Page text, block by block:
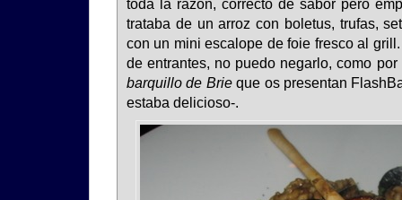
toda la razón, correcto de sabor pero
trataba de un arroz con boletus, trufas,
con un mini escalope de foie fresco al
de entrantes, no puedo negarlo, como
barquillo de Brieque os presentan
estaba delicioso-.